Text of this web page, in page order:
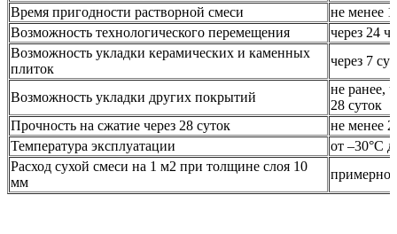
Время пригодности растворной смеси
не менее 1
Возможность технологического перемещения
через 24
Возможность укладки керамических и каменных
плиток
через 7
Возможность укладки других покрытий
не ранее,
28 суток
Прочность на сжатие через 28 суток
не менее
Температура эксплуатации
от –30°С
Расход сухой смеси на 1 м2 при толщине слоя 10
мм
примерно